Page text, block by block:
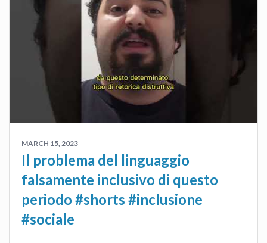
MARCH 15, 2023
Il problema del linguaggio
falsamente inclusivo di questo
periodo #shorts #inclusione
#sociale